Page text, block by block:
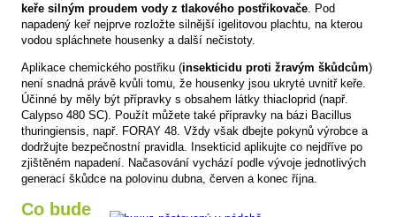
keře silným proudem vody z tlakového postřikovače . Pod
napadený keř nejprve rozložte silnější igelitovou plachtu, na kterou
vodou spláchnete housenky a další nečistoty.
Aplikace chemického postřiku (insekticidu proti žravým škůdcům)
není snadná právě kvůli tomu, že housenky jsou ukryté uvnitř keře.
Účinné by měly být přípravky s obsahem látky thiacloprid (např.
Calypso 480 SC). Použít můžete také přípravky na bázi Bacillus
thuringiensis, např. FORAY 48. Vždy však dbejte pokynů výrobce a
dodržujte bezpečnostní pravidla. Insekticid aplikujte co nejdříve po
zjištěném napadení. Načasování vychází podle vývoje jednotlivých
generací škůdce na polovinu dubna, červen a konec října.
Co bude